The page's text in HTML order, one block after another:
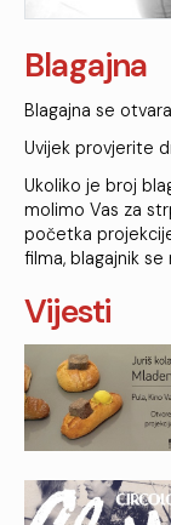
Blagajna
Blagajna se
Uvijek provjerite
Ukoliko je broj
molimo Vas za
početka
filma, blagajnik
Vijesti